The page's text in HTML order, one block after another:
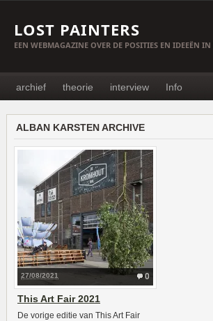
LOST PAINTERS
EEN WEBMAGAZINE OVER DE POSITIES EN IDEEËN
archief theorie interview Info
ALBAN KARSTEN ARCHIVE
0
27/08/2021
This Art Fair 2021
De vorige editie van This Art Fair